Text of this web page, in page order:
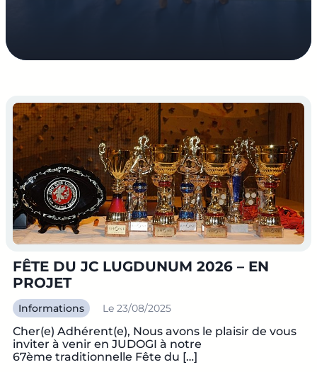
FÊTE DU JC LUGDUNUM 2026 – EN
PROJET
Informations Le 23/08/2025
Cher(e) Adhérent(e), Nous avons le plaisir de vous
inviter à venir en JUDOGI à notre
67ème traditionnelle Fête du […]